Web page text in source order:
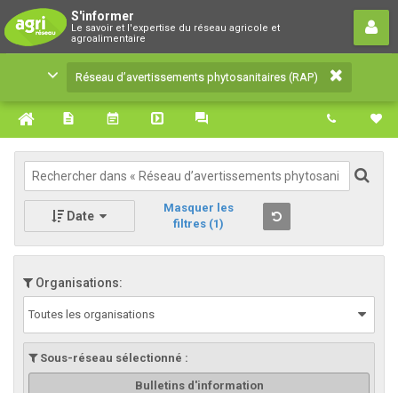
S'informer
Le savoir et l'expertise du réseau agricole et
agroalimentaire
Réseau d’avertissements
phytosanitaires (RAP)
Le savoir et l'expertise du réseau agricole et
agroalimentaire
Réseau d’avertissements phytosanitaires (RAP)
Date
Masquer les
filtres (1)
Organisations:
Toutes les organisations
Sous-réseau sélectionné :
Bulletins d'information